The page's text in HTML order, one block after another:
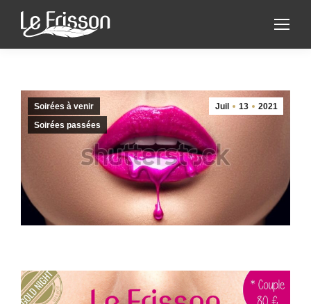
Juil 13 2021
Soirées à venir
Soirées passées